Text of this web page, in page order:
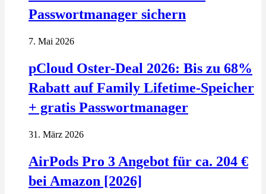
Passwortmanager sichern
7. Mai 2026
pCloud Oster-Deal 2026: Bis zu 68%
Rabatt auf Family Lifetime-Speicher
+ gratis Passwortmanager
31. März 2026
AirPods Pro 3 Angebot für ca. 204 €
bei Amazon [2026]